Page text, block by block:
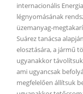
internacionális
légnyomásának
üzemanyag-
Suárez tanácsa
elosztására, a jármű
ugyanakkor
ami ugyancsak
megfelelően állítsuk